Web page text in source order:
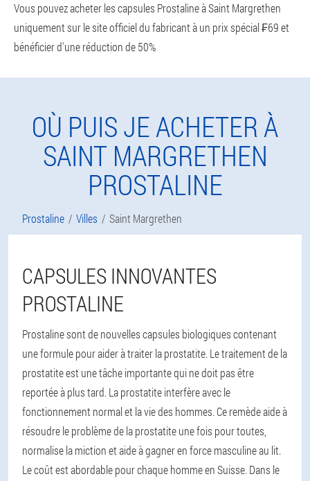
Vous pouvez acheter les capsules Prostaline à Saint Margrethen
uniquement sur le site officiel du fabricant à un prix spécial ₣69 et
bénéficier d'une réduction de 50%
OÙ PUIS JE ACHETER À
SAINT MARGRETHEN
PROSTALINE
Prostaline Villes Saint Margrethen
CAPSULES INNOVANTES
PROSTALINE
Prostaline sont de nouvelles capsules biologiques contenant
une formule pour aider à traiter la prostatite. Le traitement de la
prostatite est une tâche importante qui ne doit pas être
reportée à plus tard. La prostatite interfère avec le
fonctionnement normal et la vie des hommes. Ce remède aide à
résoudre le problème de la prostatite une fois pour toutes,
normalise la miction et aide à gagner en force masculine au lit.
Le coût est abordable pour chaque homme en Suisse. Dans le